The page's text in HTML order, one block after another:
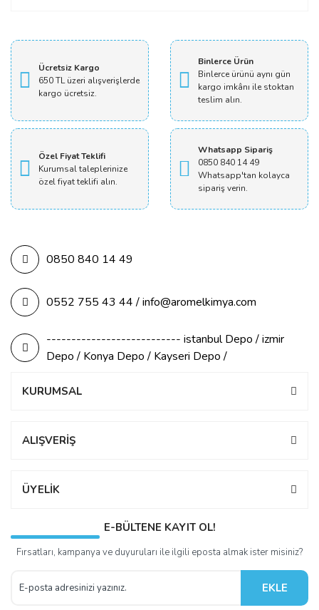
Ücretsiz Kargo
650 TL üzeri alışverişlerde
kargo ücretsiz.
Binlerce Ürün
Binlerce ürünü aynı gün
kargo imkânı ile stoktan
teslim alın.
Özel Fiyat Teklifi
Kurumsal taleplerinize
özel fiyat teklifi alın.
Whatsapp Sipariş
0850 840 14 49
Whatsapp'tan kolayca
sipariş verin.
0850 840 14 49
0552 755 43 44 / info@aromelkimya.com
--------------------------- istanbul Depo / izmir
Depo / Konya Depo / Kayseri Depo /
KURUMSAL
ALIŞVERİŞ
ÜYELİK
E-BÜLTENE KAYIT OL!
Fırsatları, kampanya ve duyuruları ile ilgili eposta almak ister misiniz?
EKLE